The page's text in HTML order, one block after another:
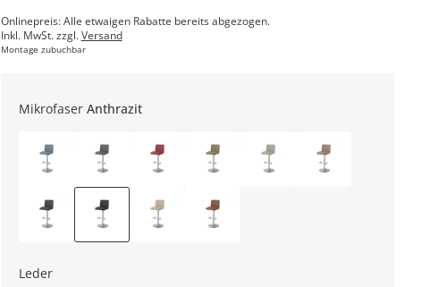
Onlinepreis: Alle etwaigen Rabatte bereits abgezogen.
Inkl. MwSt. zzgl.Versand
Montage zubuchbar
Mikrofaser Anthrazit
Leder